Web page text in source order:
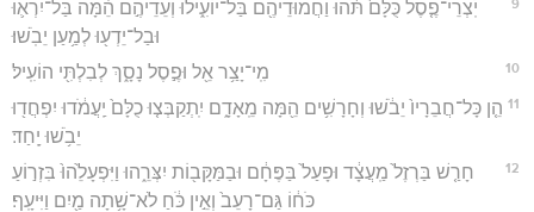
9
יֹֽצְרֵי־פֶ֤סֶל כֻּלָּם֙ תֹּ֔הוּ וַחֲמוּדֵיהֶ֖ם בַּל־יוֹעִ֑ילוּ וְעֵדֵיהֶ֣ם הֵׄ֗מָּׄהׄ בַּל־יִרְא֛וּ
וּבַל־יֵדְע֖וּ לְמַ֥עַן יֵבֹֽשׁוּ׃
10 מִֽי־יָצַ֥ר אֵ֖ל וּפֶ֣סֶל נָסָ֑ךְ לְבִלְתִּ֖י הוֹעִֽיל׃
11 הֵ֤ן כָּל־חֲבֵרָיו֙ יֵבֹ֔שׁוּ וְחָרָשִׁ֥ים הֵ֖מָּה מֵֽאָדָ֑ם יִֽתְקַבְּצ֤וּ כֻלָּם֙ יַֽעֲמֹ֔דוּ יִפְחֲד֖וּ
יֵבֹ֥שׁוּ יָֽחַד׃
12
חָרַ֤שׁ בַּרְזֶל֙ מַֽעֲצָ֔ד וּפָעַל֙ בַּפֶּחָ֔ם וּבַמַּקָּב֖וֹת יִצְּרֵ֑הוּ וַיִּפְעָלֵ֙הוּ֙ בִּזְר֣וֹעַ
כֹּח֔וֹ גַּם־רָעֵב֙ וְאֵ֣ין כֹּ֔חַ לֹא־שָׁ֥תָה מַ֖יִם וַיִּיעָֽף׃